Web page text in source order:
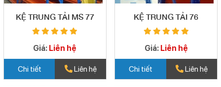
KỆ TRUNG TẢI MS 77
Giá: Liên hệ
Chi tiết Liên hệ
KỆ TRUNG TẢI 76
Giá: Liên hệ
Chi tiết Liên hệ